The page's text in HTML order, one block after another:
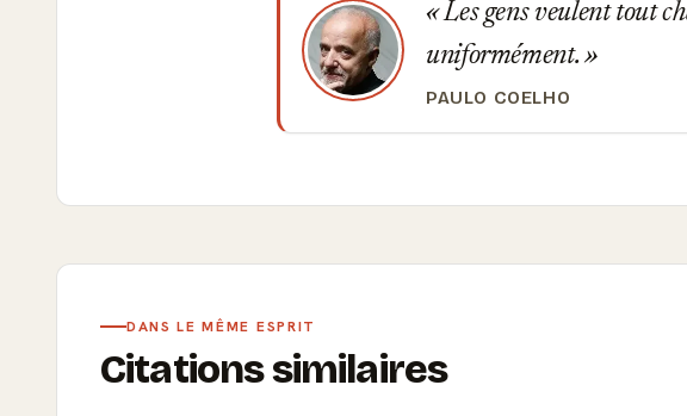
Les gens veulent tout
uniformément.
PAULO COELHO
DANS LE MÊME ESPRIT
Citations similaires